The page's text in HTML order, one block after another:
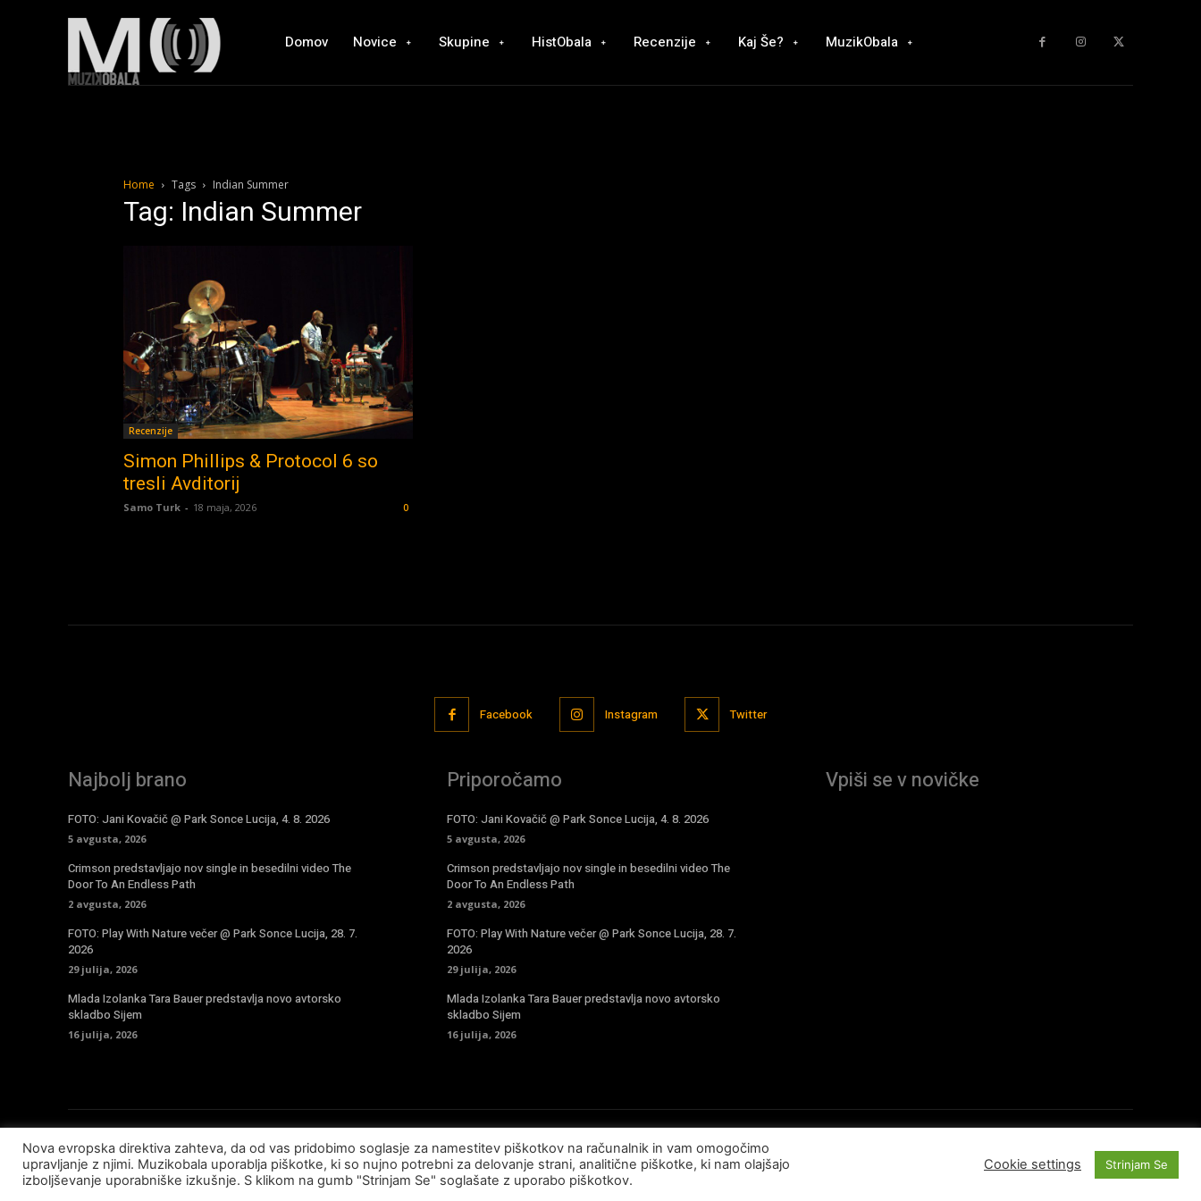
Domov Novice Skupine HistObala Recenzije Kaj Še? MuzikObala
Home Tags Indian Summer
Tag: Indian Summer
Recenzije
Simon Phillips & Protocol 6 so
tresli Avditorij
Samo Turk - 18 maja, 2026 0
Facebook Instagram Twitter
Najbolj brano
FOTO: Jani Kovačič @ Park Sonce Lucija, 4. 8. 2026
5 avgusta, 2026
Crimson predstavljajo nov single in besedilni video The
Door To An Endless Path
2 avgusta, 2026
FOTO: Play With Nature večer @ Park Sonce Lucija, 28. 7.
2026
29 julija, 2026
Mlada Izolanka Tara Bauer predstavlja novo avtorsko
skladbo Sijem
16 julija, 2026
Priporočamo
FOTO: Jani Kovačič @ Park Sonce Lucija, 4. 8. 2026
5 avgusta, 2026
Crimson predstavljajo nov single in besedilni video The
Door To An Endless Path
2 avgusta, 2026
FOTO: Play With Nature večer @ Park Sonce Lucija, 28. 7.
2026
29 julija, 2026
Mlada Izolanka Tara Bauer predstavlja novo avtorsko
skladbo Sijem
16 julija, 2026
Vpiši se v novičke
© Copyright - Muzikobala 2023 - Created byBaleynet O Portalu Kontakti
Nova evropska direktiva zahteva, da od vas pridobimo soglasje za namestitev piškotkov na računalnik in vam omogočimo
upravljanje z njimi. Muzikobala uporablja piškotke, ki so nujno potrebni za delovanje strani, analitične piškotke, ki nam olajšajo
izboljševanje uporabniške izkušnje. S klikom na gumb "Strinjam Se" soglašate z uporabo piškotkov.
Cookie settings Strinjam Se